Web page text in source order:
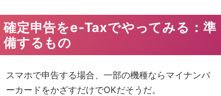
確定申告をe-Taxでやってみる：準
備するもの
スマホで申告する場合、一部の機種ならマイナンバ
ーカードをかざすだけでOKだそうだ。